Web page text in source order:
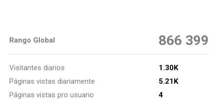
Rango Global 866 399
Visitantes diarios
1.30K
Páginas vistas diariamente
5.21K
Páginas vistas pro usuario
4